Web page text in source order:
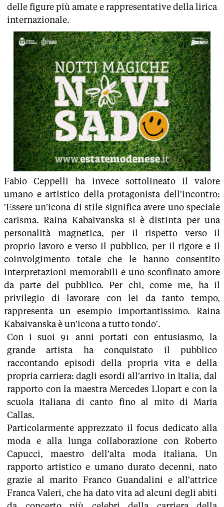
delle figure più amate e rappresentative della lirica
internazionale.
Fabio Ceppelli ha invece sottolineato il valore
umano e artistico della protagonista dell'incontro:
'Essere un'icona di stile significa avere uno speciale
carisma. Raina Kabaivanska si è distinta per una
personalità magnetica, per il rispetto verso il
proprio lavoro e verso il pubblico, per il rigore e il
coinvolgimento totale che le hanno consentito
interpretazioni memorabili e uno sconfinato amore
da parte del pubblico. Per chi, come me, ha il
privilegio di lavorare con lei da tanto tempo,
rappresenta un esempio importantissimo. Raina
Kabaivanska è un'icona a tutto tondo'.
Con i suoi 91 anni portati con entusiasmo, la
grande artista ha conquistato il pubblico
raccontando episodi della propria vita e della
propria carriera: dagli esordi all'arrivo in Italia, dal
rapporto con la maestra Mercedes Llopart e con la
scuola italiana di canto fino al mito di Maria
Callas.
Particolarmente apprezzato il focus dedicato alla
moda e alla lunga collaborazione con Roberto
Capucci, maestro dell'alta moda italiana. Un
rapporto artistico e umano durato decenni, nato
grazie al marito Franco Guandalini e all'attrice
Franca Valeri, che ha dato vita ad alcuni degli abiti